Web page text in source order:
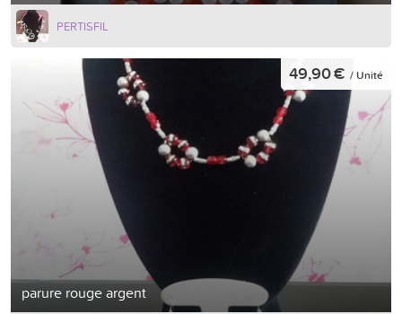
PERTISFIL
parure rouge argent
49,90 € / Unité